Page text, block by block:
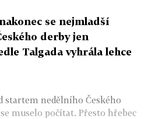
se nejmladší
derby jen
Talgada vyhrála lehce
startem nedělního Českého
muselo počítat. Přesto hřebec